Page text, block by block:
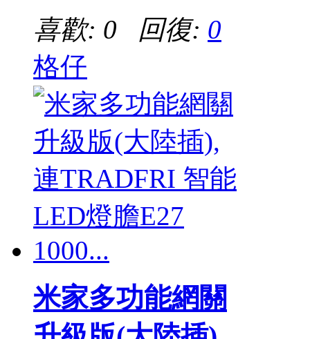
喜歡: 0 回復: 0
格仔
米家多功能網關